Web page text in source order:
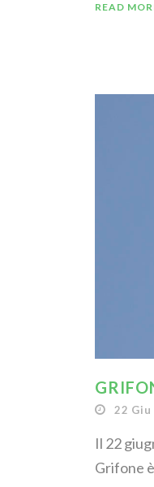
READ
22 Giu
Il 22
Grifone